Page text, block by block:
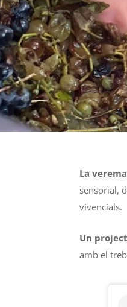
La
sensorial,
vivencials.
Un
amb el